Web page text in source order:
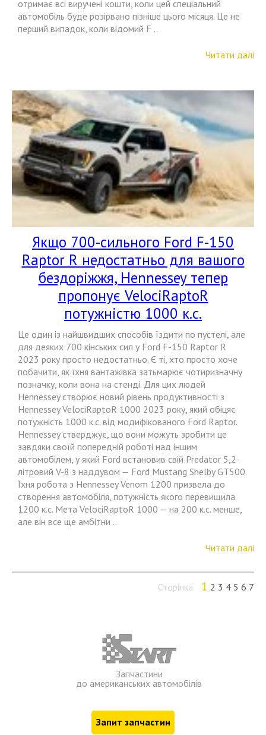
отримає всі виручені кошти, коли цей спеціальний
автомобіль буде розірвано пізніше цього місяця. Це не
перший випадок, коли відомий F ..
Читати далі
Якщо 700-сильного Ford F-150
Raptor R недостатньо для вашого
бездоріжжя, Hennessey тепер
пропонує VelociRaptoR
потужністю 1000 к.с.
Це один із найшвидших способів їздити по пустелі, але
для деяких 700 кінських сил у Ford F-150 Raptor R
2023 року просто недостатньо. Є ті, хто просто хоче
побачити, як їхня вантажівка затьмарює чотиризначну
позначку, коли вона на стенді. Для цих людей
Hennessey створює новий рівень продуктивності з
Hennessey VelociRaptoR 1000 2023 року, який обіцяє
потужність 1000 к.с. від модифікованого Ford Raptor.
Hennessey стверджує, що вони можуть зробити це
завдяки своїй попередній роботі над іншим
автомобілем, у який Ford встановив свій Predator 5,2-
літровий V-8 з наддувом — Ford Mustang Shelby GT500.
Їхня робота з Hennessey Venom 1200 призвела до
створення автомобіля, потужність якого перевищила
1200 к.с. Мета VelociRaptoR 1000 — на 200 к.с. менше,
але він все ще амбітни ..
Читати далі
Сторінка 1 2 3 4 5 6 7
Запчастини
до американських автомобілів
Запит запчастин